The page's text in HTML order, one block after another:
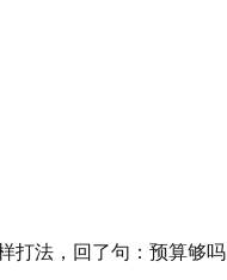
打法，回了句：预算够吗